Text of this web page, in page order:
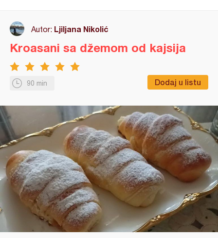
Autor: Ljiljana Nikolić
90 min Dodaj u listu
Kroasani sa džemom od kajsija